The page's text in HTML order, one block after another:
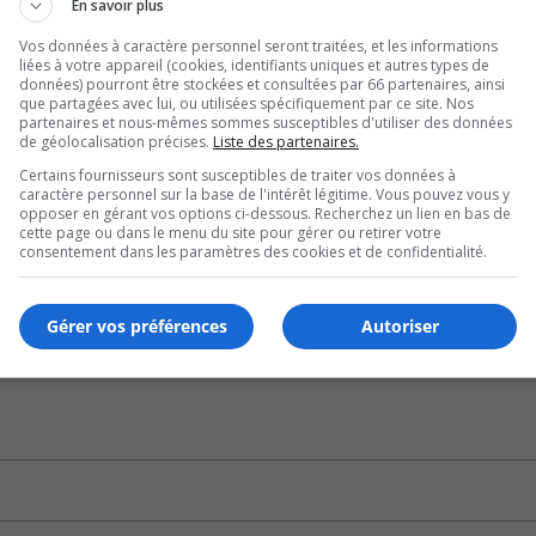
maîtrisé.
lieux.
de Longueuil, à cause de la nature suspecte de
pour déterminer les causes exactes de l’incendie.
au cours de cette année.
lancien-motel-oscar/
En savoir plus
Vos données à caractère personnel seront traitées, et les informations
liées à votre appareil (cookies, identifiants uniques et autres types de
données) pourront être stockées et consultées par 66 partenaires, ainsi
que partagées avec lui, ou utilisées spécifiquement par ce site. Nos
partenaires et nous-mêmes sommes susceptibles d'utiliser des données
de géolocalisation précises. Liste des partenaires.
Certains fournisseurs sont susceptibles de traiter vos données à
caractère personnel sur la base de l'intérêt légitime. Vous pouvez vous y
opposer en gérant vos options ci-dessous. Recherchez un lien en bas de
cette page ou dans le menu du site pour gérer ou retirer votre
consentement dans les paramètres des cookies et de confidentialité.
Autoriser
Gérer vos préférences